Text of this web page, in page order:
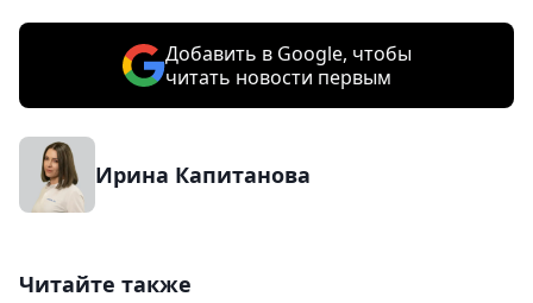
Добавить в Google, чтобы
читать новости первым
Ирина Капитанова
Читайте также